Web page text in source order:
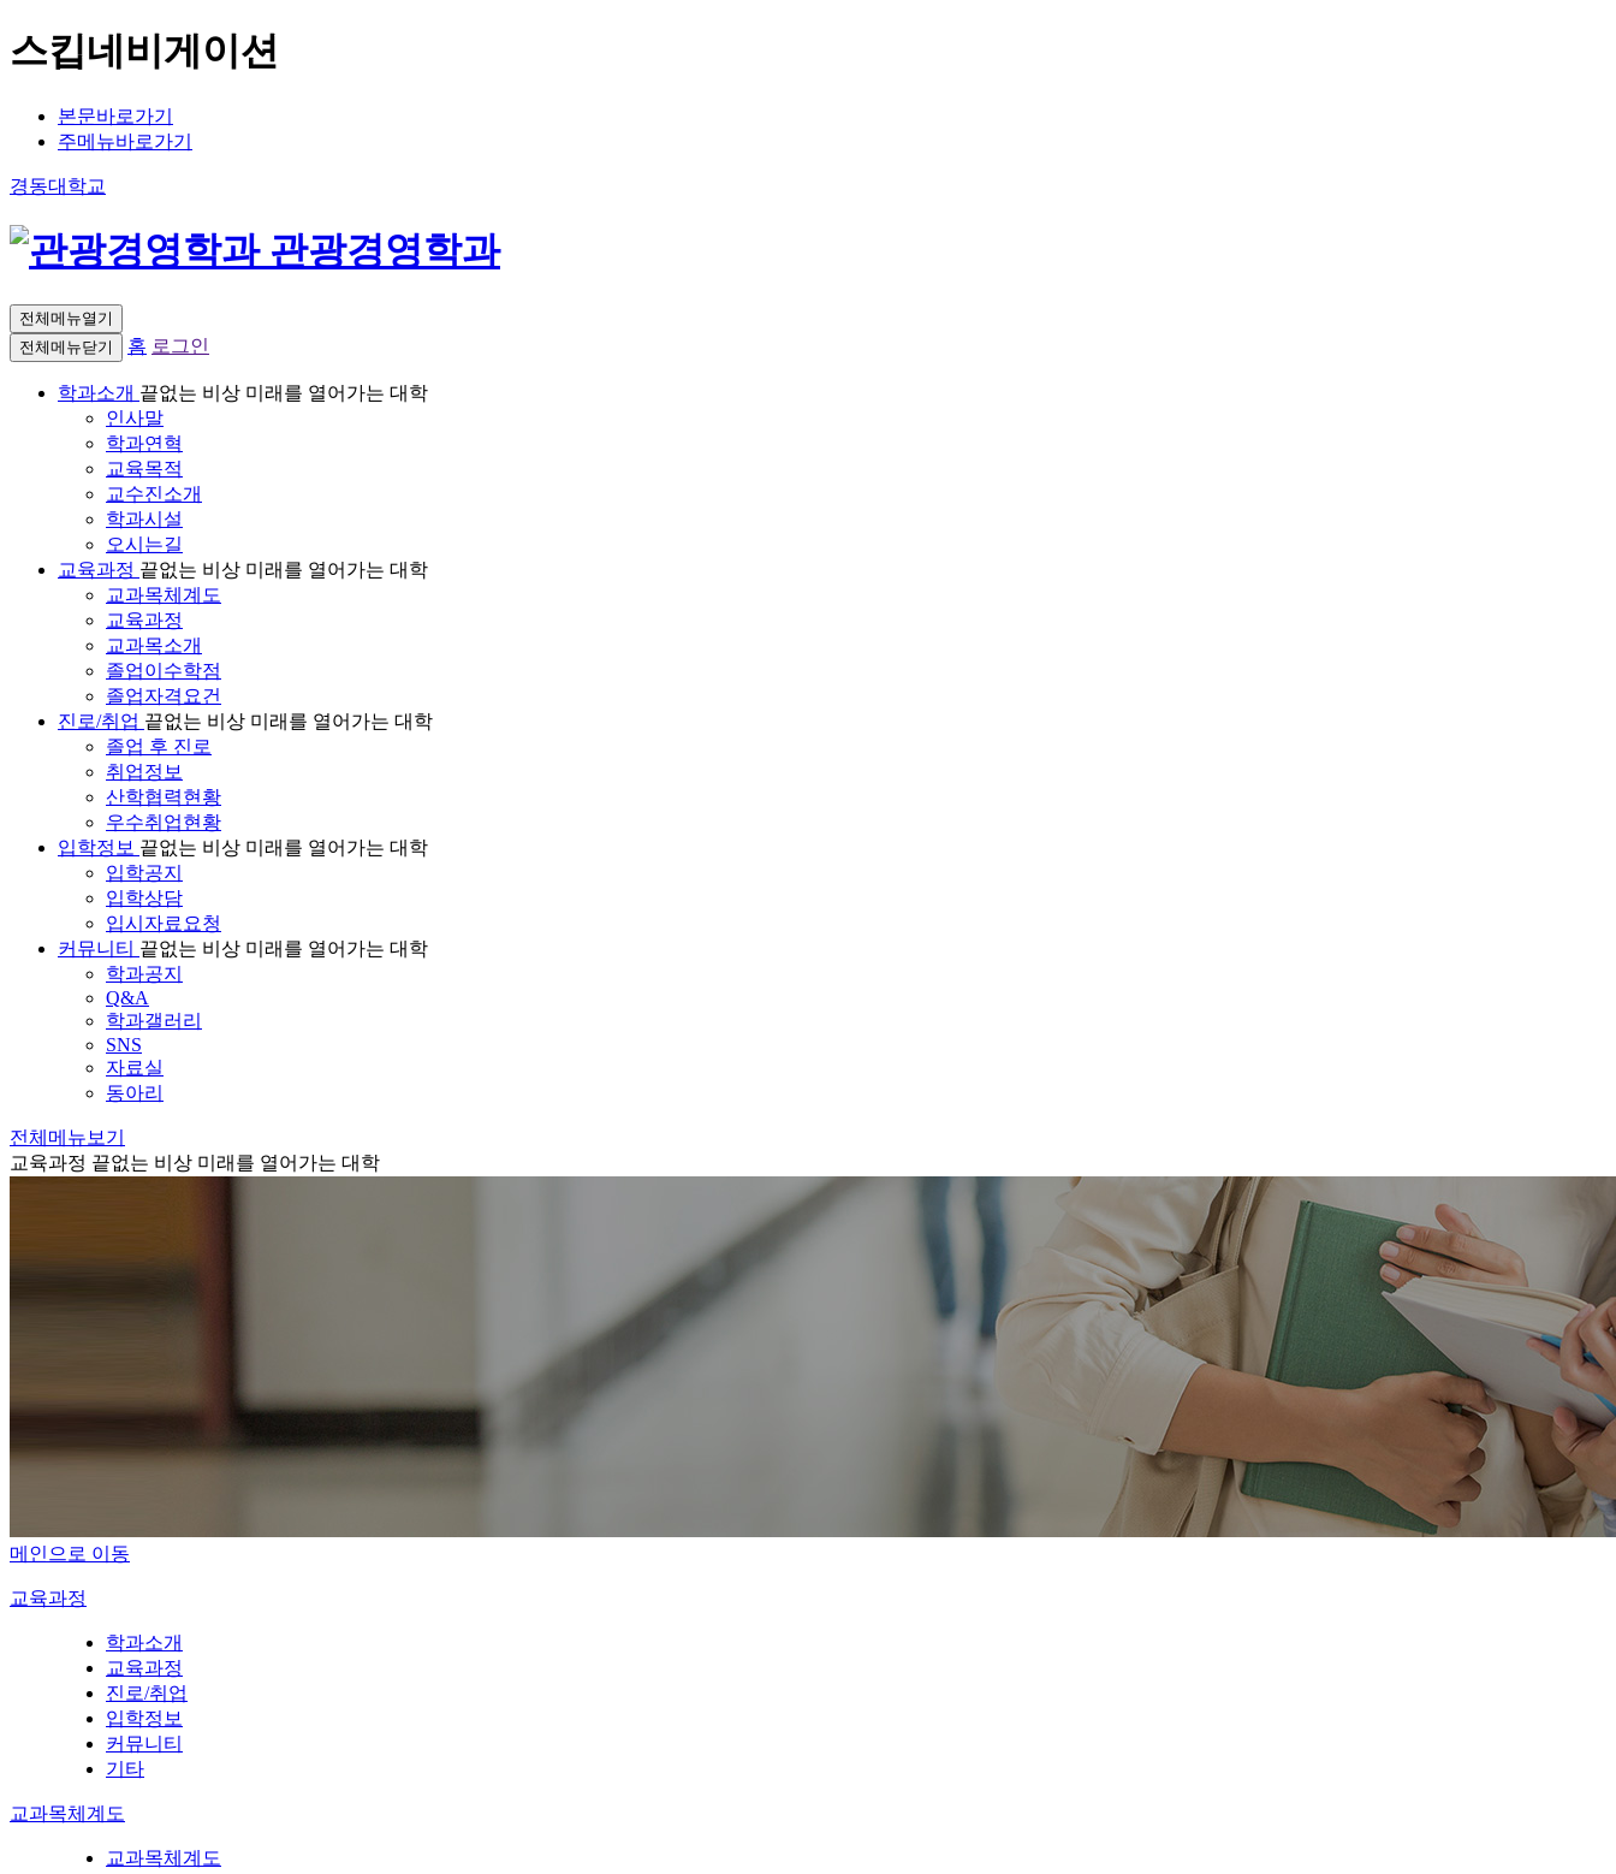
스킵네비게이션
본문바로가기
주메뉴바로가기
경동대학교
관광경영학과
전체메뉴열기
전체메뉴닫기
홈 로그인
학과소개 끝없는 비상 미래를 열어가는 대학
인사말
학과연혁
교육목적
교수진소개
학과시설
오시는길
교육과정 끝없는 비상 미래를 열어가는 대학
교과목체계도
교육과정
교과목소개
졸업이수학점
졸업자격요건
진로/취업 끝없는 비상 미래를 열어가는 대학
졸업 후 진로
취업정보
산학협력현황
우수취업현황
입학정보 끝없는 비상 미래를 열어가는 대학
입학공지
입학상담
입시자료요청
커뮤니티 끝없는 비상 미래를 열어가는 대학
학과공지
Q&A
학과갤러리
SNS
자료실
동아리
전체메뉴보기
교육과정 끝없는 비상 미래를 열어가는 대학
메인으로 이동
교육과정
학과소개
교육과정
진로/취업
입학정보
커뮤니티
기타
교과목체계도
교과목체계도